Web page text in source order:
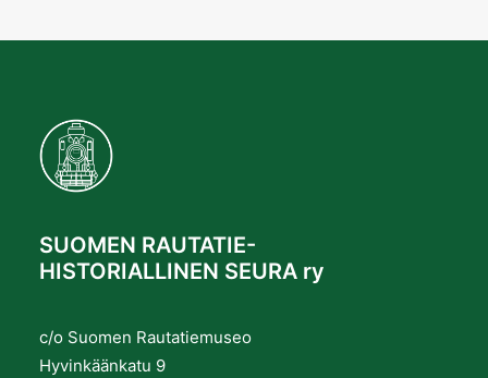
SUOMEN RAUTATIE-
HISTORIALLINEN SEURA ry
c/o Suomen Rautatiemuseo
Hyvinkäänkatu 9